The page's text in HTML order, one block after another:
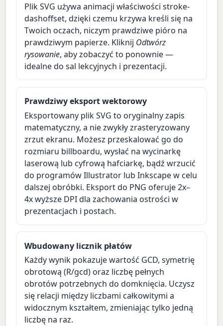
Plik SVG używa animacji właściwości stroke-
dashoffset, dzięki czemu krzywa kreśli się na
Twoich oczach, niczym prawdziwe pióro na
prawdziwym papierze. Kliknij Odtwórz
rysowanie, aby zobaczyć to ponownie —
idealne do sal lekcyjnych i prezentacji.
Prawdziwy eksport wektorowy
Eksportowany plik SVG to oryginalny zapis
matematyczny, a nie zwykły zrasteryzowany
zrzut ekranu. Możesz przeskalować go do
rozmiaru billboardu, wysłać na wycinarkę
laserową lub cyfrową hafciarkę, bądź wrzucić
do programów Illustrator lub Inkscape w celu
dalszej obróbki. Eksport do PNG oferuje 2x–
4x wyższe DPI dla zachowania ostrości w
prezentacjach i postach.
Wbudowany licznik płatów
Każdy wynik pokazuje wartość GCD, symetrię
obrotową (R/gcd) oraz liczbę pełnych
obrotów potrzebnych do domknięcia. Uczysz
się relacji między liczbami całkowitymi a
widocznym kształtem, zmieniając tylko jedną
liczbę na raz.